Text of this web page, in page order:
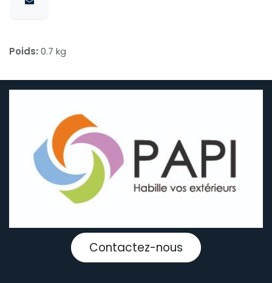
Poids: 0.7 kg
Contactez-nous